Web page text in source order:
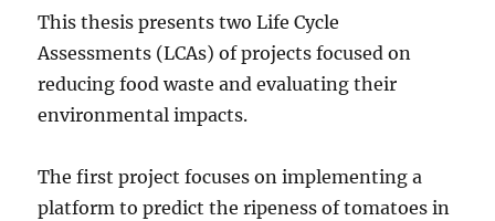
This thesis presents two Life Cycle
Assessments (LCAs) of projects focused on
reducing food waste and evaluating their
environmental impacts.
The first project focuses on implementing a
platform to predict the ripeness of tomatoes in